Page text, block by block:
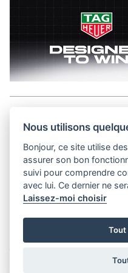
Pl. de la Palud 23
Nous utilisons
Bonjour, ce site utilise
assurer son bon
suivi pour comprendre
avec lui. Ce dernier ne
Laissez-moi choisir